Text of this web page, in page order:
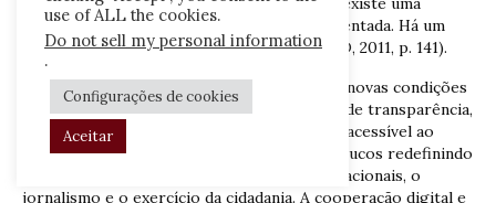
interpretação belicista perigosamente alimentada. Há um
medo politicamente proveitoso”. (MAYNARD, 2011, p. 141).
No mundo digital globalizado, estão postas novas condições
de sustentação de uma sociedade com sede de transparência,
em que a informação nunca foi tão valiosa e acessível ao
cidadão comum. O ciberativismo está aos poucos redefinindo
a forma de fazer política, as relações internacionais, o
jornalismo e o exercício da cidadania. A cooperação digital e
use of ALL the cookies.
Do not sell my personal information
.
Configurações de cookies
Aceitar